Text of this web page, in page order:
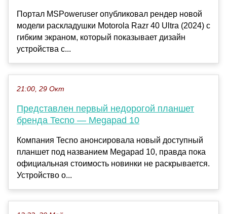
Портал MSPoweruser опубликовал рендер новой
модели раскладушки Motorola Razr 40 Ultra (2024) с
гибким экраном, который показывает дизайн
устройства с...
21:00, 29 Окт
Представлен первый недорогой планшет
бренда Tecno — Megapad 10
Компания Tecno анонсировала новый доступный
планшет под названием Megapad 10, правда пока
официальная стоимость новинки не раскрывается.
Устройство о...